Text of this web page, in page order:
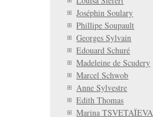
Joséphin Soulary
Phillipe Soupault
Georges Sylvain
Edouard Schuré
Madeleine de Scudery
Marcel Schwob
Anne Sylvestre
Edith Thomas
Marina TSVETAÏEVA